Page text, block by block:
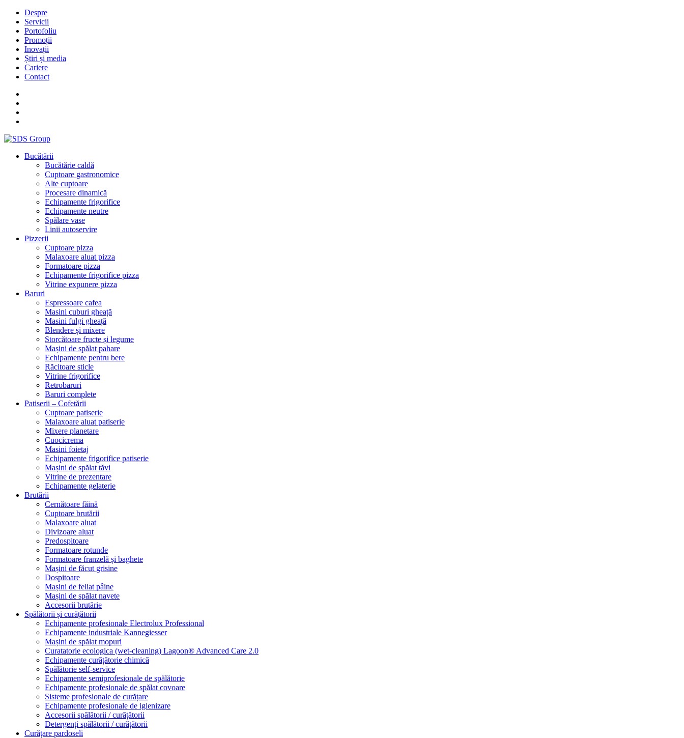
Despre
Servicii
Portofoliu
Promoții
Inovații
Știri și media
Cariere
Contact
Bucătării
Bucătărie caldă
Cuptoare gastronomice
Alte cuptoare
Procesare dinamică
Echipamente frigorifice
Echipamente neutre
Spălare vase
Linii autoservire
Pizzerii
Cuptoare pizza
Malaxoare aluat pizza
Formatoare pizza
Echipamente frigorifice pizza
Vitrine expunere pizza
Baruri
Espressoare cafea
Masini cuburi gheață
Masini fulgi gheață
Blendere și mixere
Storcătoare fructe și legume
Mașini de spălat pahare
Echipamente pentru bere
Răcitoare sticle
Vitrine frigorifice
Retrobaruri
Baruri complete
Patiserii – Cofetării
Cuptoare patiserie
Malaxoare aluat patiserie
Mixere planetare
Cuocicrema
Masini foietaj
Echipamente frigorifice patiserie
Mașini de spălat tăvi
Vitrine de prezentare
Echipamente gelaterie
Brutării
Cernătoare făină
Cuptoare brutării
Malaxoare aluat
Divizoare aluat
Predospitoare
Formatoare rotunde
Formatoare franzelă și baghete
Mașini de făcut grisine
Dospitoare
Mașini de feliat pâine
Mașini de spălat navete
Accesorii brutărie
Spălătorii și curățătorii
Echipamente profesionale Electrolux Professional
Echipamente industriale Kannegiesser
Mașini de spălat mopuri
Curatatorie ecologica (wet-cleaning) Lagoon® Advanced Care 2.0
Echipamente curățătorie chimică
Spălătorie self-service
Echipamente semiprofesionale de spălătorie
Echipamente profesionale de spălat covoare
Sisteme profesionale de curățare
Echipamente profesionale de igienizare
Accesorii spălătorii / curățătorii
Detergenți spălătorii / curățătorii
Curățare pardoseli